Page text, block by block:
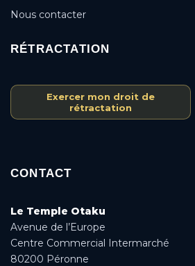
Nous contacter
RÉTRACTATION
Exercer mon droit de
rétractation
CONTACT
Le Temple Otaku
Avenue de l’Europe
Centre Commercial Intermarché
80200 Péronne